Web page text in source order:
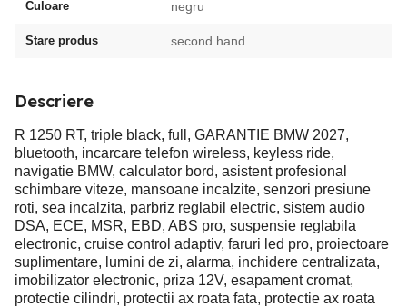
Culoare negru
Stare produs second hand
Descriere
R 1250 RT, triple black, full, GARANTIE BMW 2027,
bluetooth, incarcare telefon wireless, keyless ride,
navigatie BMW, calculator bord, asistent profesional
schimbare viteze, mansoane incalzite, senzori presiune
roti, sea incalzita, parbriz reglabil electric, sistem audio
DSA, ECE, MSR, EBD, ABS pro, suspensie reglabila
electronic, cruise control adaptiv, faruri led pro, proiectoare
suplimentare, lumini de zi, alarma, inchidere centralizata,
imobilizator electronic, priza 12V, esapament cromat,
protectie cilindri, protectii ax roata fata, protectie ax roata